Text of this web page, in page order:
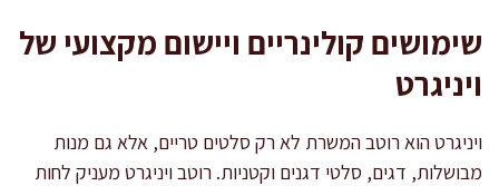
שימושים קולינריים ויישום מקצועי של
ויניגרט
ויניגרט הוא רוטב המשרת לא רק סלטים טריים, אלא גם מנות
מבושלות, דגים, סלטי דגנים וקטניות. רוטב ויניגרט מעניק לחות